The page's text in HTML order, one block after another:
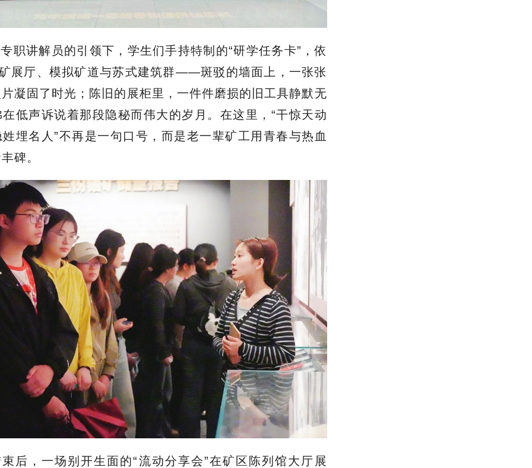
职讲解员的引领下，学生们手持特制的“研学任务卡”，依
展厅、模拟矿道与苏式建筑群——斑驳的墙面上，一张张
凝固了时光；陈旧的展柜里，一件件磨损的旧工具静默无
低声诉说着那段隐秘而伟大的岁月。在这里，“干惊天动
埋名人”不再是一句口号，而是老一辈矿工用青春与热血
碑。
后，一场别开生面的“流动分享会”在矿区陈列馆大厅展